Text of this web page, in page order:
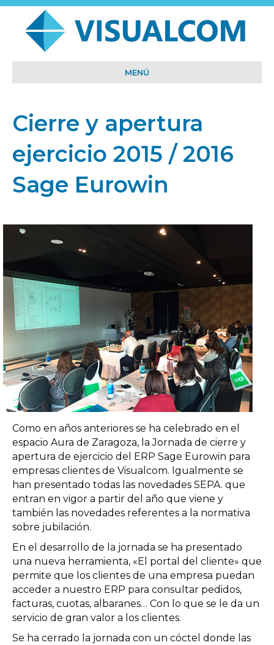
MENÚ
Cierre y apertura
ejercicio 2015 / 2016
Sage Eurowin
Como en años anteriores se ha celebrado en el
espacio Aura de Zaragoza, la Jornada de cierre y
apertura de ejercicio del ERP Sage Eurowin para
empresas clientes de Visualcom. Igualmente se
han presentado todas las novedades SEPA. que
entran en vigor a partir del año que viene y
también las novedades referentes a la normativa
sobre jubilación.
En el desarrollo de la jornada se ha presentado
una nueva herramienta, «El portal del cliente» que
permite que los clientes de una empresa puedan
acceder a nuestro ERP para consultar pedidos,
facturas, cuotas, albaranes… Con lo que se le da un
servicio de gran valor a los clientes.
Se ha cerrado la jornada con un cóctel donde las